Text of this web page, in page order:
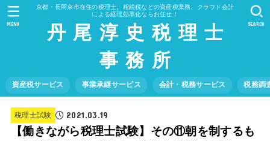
京都・長岡京市在住の税理士。相続税などの資産税業務、クラウド会計
による経理効率化ならお任せ！
丹 尾 淳 史 税 理 士
事 務 所
資産税サービス 事業承継サービス 会計・税務サービス 税務調
SEARCH
MENU
税理士試験 2021.03.19
【働きながら税理士試験】その⑪朝を制するも